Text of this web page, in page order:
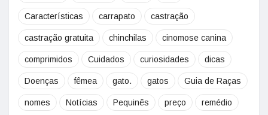
Características carrapato castração
castração gratuita chinchilas cinomose canina
comprimidos Cuidados curiosidades dicas
Doenças fêmea gato. gatos Guia de Raças
nomes Notícias Pequinês preço remédio